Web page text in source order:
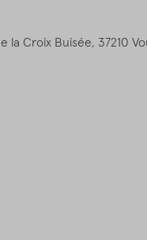
la Croix Buisée, 37210